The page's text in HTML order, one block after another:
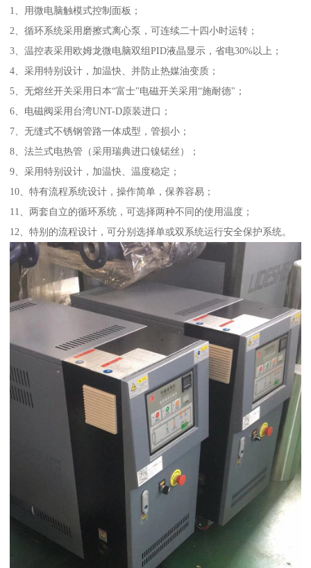
1、用微电脑触模式控制面板；
2、循环系统采用磨擦式离心泵，可连续二十四小时运转；
3、温控表采用欧姆龙微电脑双组PID液晶显示，省电30%以上；
4、采用特别设计，加温快、并防止热媒油变质；
5、无熔丝开关采用日本“富士"电磁开关采用“施耐德"；
6、电磁阀采用台湾UNT-D原装进口；
7、无缝式不锈钢管路一体成型，管损小；
8、法兰式电热管（采用瑞典进口镍锘丝）；
9、采用特别设计，加温快、温度稳定；
10、特有流程系统设计，操作简单，保养容易；
11、两套自立的循环系统，可选择两种不同的使用温度；
12、特别的流程设计，可分别选择单或双系统运行安全保护系统。